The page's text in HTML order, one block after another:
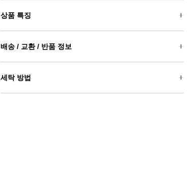
상품 특징
배송 / 교환 / 반품 정보
세탁 방법